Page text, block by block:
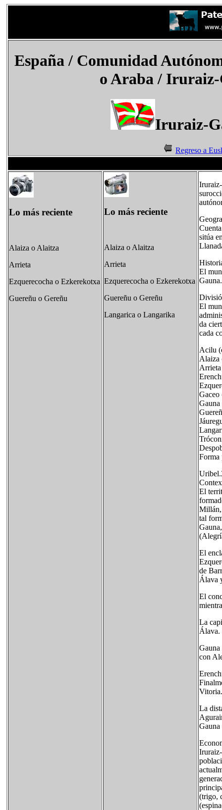
España/ Comunidad
o Araba /
Iruraiz-
Regreso a
Lo más reciente
Alaiza o Alaitza
Arrieta
Ezquerecocha o Ezkerekotxa
Guereñu o Gereñu
Lo más reciente
Alaiza o Alaitza
Arrieta
Ezquerecocha o Ezkerekotxa
Guereñu o Gereñu
Langarica o Langarika
sitúa
El
Gauna.
El
da
cada
Acilu
Alaiza
Arrieta
Gaceo
Gauna
Forma
El
Millán,
tal
El
de
Álava
El
La
Álava.
con
Vitoria.
La
Gauna
(trigo,